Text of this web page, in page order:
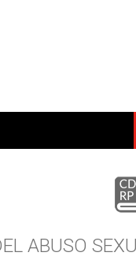
ABUSO